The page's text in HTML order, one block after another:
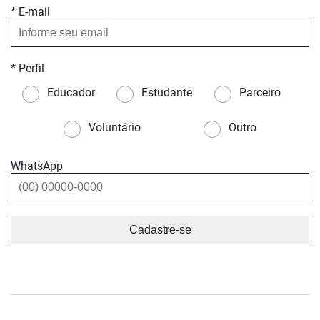
* E-mail
* Perfil
Educador
Estudante Parceiro
Voluntário Outro
WhatsApp